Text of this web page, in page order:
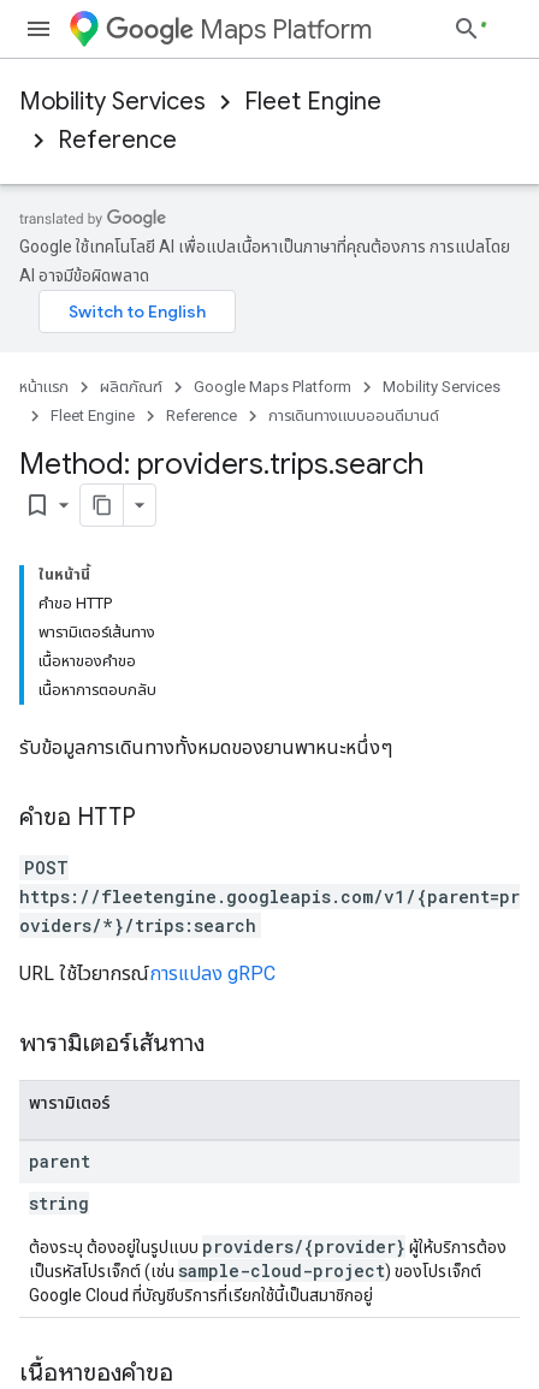
Maps Platform
Mobility Services
Fleet Engine
Reference
Google ใช้เทคโนโลยี AI เพื่อแปลเนื้อหาเป็นภาษาที่คุณต้องการ การแปลโดย
AI อาจมีข้อผิดพลาด
หน้าแรก ผลิตภัณฑ์ Google Maps Platform
Mobility Services
Fleet Engine
Reference การเดินทางแบบออนดีมานด์
Method: providers.trips.search
bookmark_border
ในหน้านี้
คำขอ HTTP
พารามิเตอร์เส้นทาง
เนื้อหาของคำขอ
เนื้อหาการตอบกลับ
รับข้อมูลการเดินทางทั้งหมดของยานพาหนะหนึ่งๆ
คำขอ HTTP
POST
https://fleetengine.googleapis.com/v1/{parent=pr
oviders/*}/trips:search
URL ใช้ไวยากรณ์การแปลง gRPC
พารามิเตอร์เส้นทาง
พารามิเตอร์
parent
string
ต้องระบุ ต้องอยู่ในรูปแบบ providers/{provider} ผู้ให้บริการต้อง
เป็นรหัสโปรเจ็กต์ (เช่น sample-cloud-project) ของโปรเจ็กต์
Google Cloud ที่บัญชีบริการที่เรียกใช้นี้เป็นสมาชิกอยู่
เนื้อหาของคำขอ